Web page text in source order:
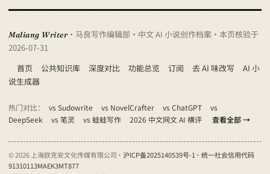
Maliang Writer · 马良写作编辑部 · 中文 AI 小说创作档案 · 本页核验于
2026-07-31
首页
公共知识库 深度对比 功能总览 订阅 去 AI 味改写
AI 小
说生成器
热门对比： vs Sudowrite vs NovelCrafter vs ChatGPT
vs
DeepSeek
vs 笔灵 vs 蛙蛙写作 2026 中文网文 AI 横评 查看全部 →
© 2026 上海欧克安文化传媒有限公司 · 沪ICP备2025140539号-1 · 统一社会信用代码
91310113MAEK3MT877